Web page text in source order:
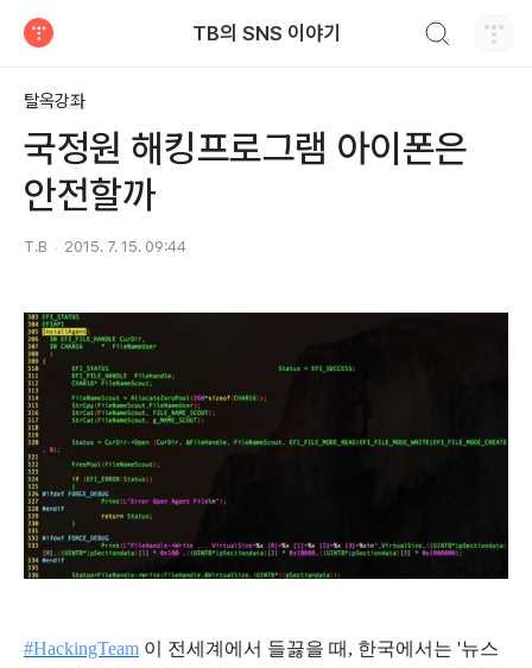
TB의 SNS 이야기
탈옥강좌
국정원 해킹프로그램 아이폰은
안전할까
T.B 2015. 7. 15. 09:44
#HackingTeam 이 전세계에서 들끓을 때, 한국에서는 '뉴스